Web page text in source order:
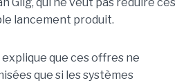
Gilg, qui ne veut pas réduire ces
lancement produit.
explique que ces offres ne
que si les systèmes